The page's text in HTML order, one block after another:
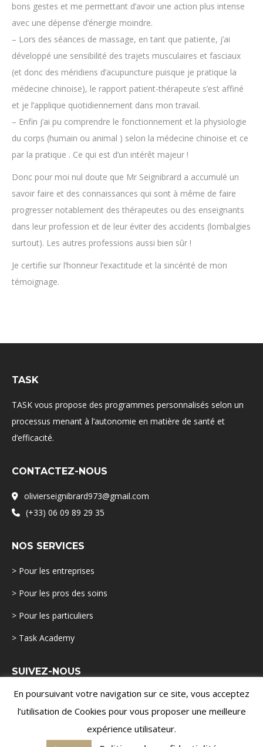
bons gestes et me permettant d’avoir une action plus intense
avec une dépense d’énergie moindre.
– Lors des séances de massage, en tant que patiente, j’ai
développé une sensibilité des trajets musculaires et fasciaux
(et donc des méridiens d’acupuncture puisque je pratique la
médecine chinoise), le rapport patient-thérapeute s’est affiné
et je l’applique quotidiennement dans mon travail.
– Enfin j’ai pu comprendre le fonctionnement et la physiologie
du corps (humain ou animal ) selon la médecine chinoise et ce
par la pratique . Ce qui est d’un intérêt majeur !
Donc pour moi nul doute que Mr Seignibrard a accumulé un
savoir faire et des connaissances qui sont à même de faire
progresser notablement des thérapeutes ou des enseignants
dans leur profession et de leur éviter des accidents (lombalgies
surtout). Les autres professions aussi bien sûr !
Je certifie sur l’honneur l’exactitude et la sincérité de mon
témoignage.
TASK
TASK vous propose des programmes personnalisés selon un
processus menant à l’autonomie en matière de santé et
d’efficacité.
CONTACTEZ-NOUS
olivierseignibrard973@gmail.com
(+33) 06 09 89 29 35
NOS SERVICES
> Pour les entreprises
> Pour les pros des soins
> Pour les particuliers
> Task Academy
SUIVEZ-NOUS
En poursuivant votre navigation sur ce site, vous acceptez
l’utilisation de Cookies pour vous proposer une meilleure
expérience utilisateur.